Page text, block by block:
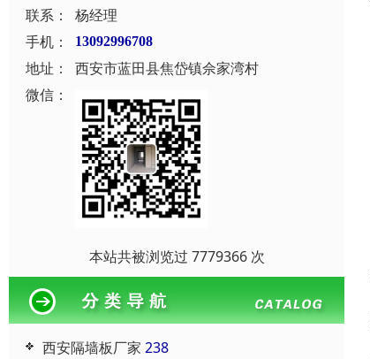
联系：
杨经理
手机：
13092996708
地址：
西安市蓝田县焦岱镇佘家湾村
微信：
本站共被浏览过 7779366 次
西安隔墙板厂家 238